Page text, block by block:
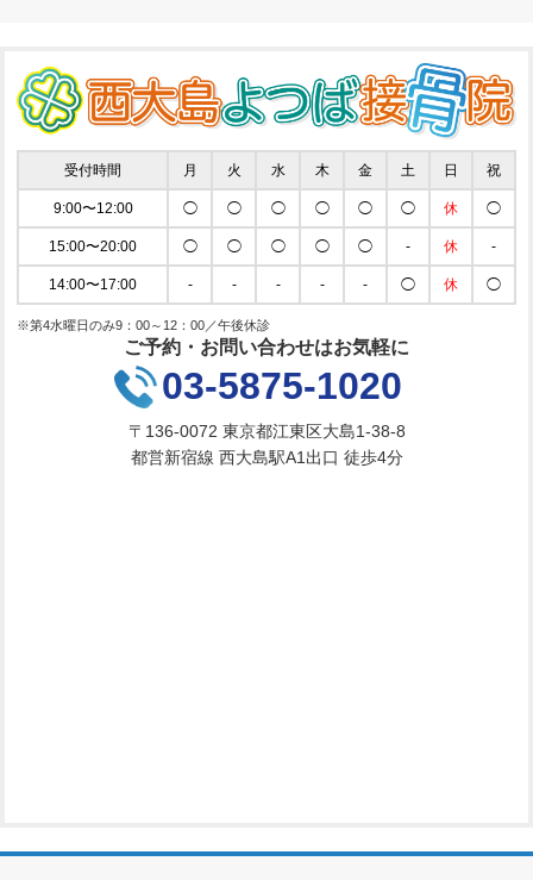
受付時間 月 火 水 木 金 土 日 祝
9:00〜12:00 ◯ ◯ ◯ ◯ ◯ ◯ 休 ◯
15:00〜20:00 ◯ ◯ ◯ ◯ ◯ - 休 -
14:00〜17:00 - - - - - ◯ 休 ◯
※第4水曜日のみ9：00～12：00／午後休診
ご予約・お問い合わせはお気軽に
03-5875-1020
〒136-0072 東京都江東区大島1-38-8
都営新宿線 西大島駅A1出口 徒歩4分